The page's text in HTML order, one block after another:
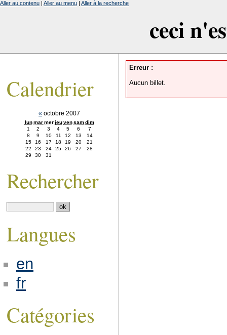
ceci
Aller au contenu | Aller au menu | Aller à la recherche
Erreur :
Aucun billet.
Calendrier
« octobre 2007
lun mar mer jeu ven sam dim
1
2 3 4 5 6
7
8
9 10 11 12 13
14
15
16 17 18 19 20
21
22
23 24 25 26 27
28
29
30 31
Rechercher
Langues
en
fr
Catégories